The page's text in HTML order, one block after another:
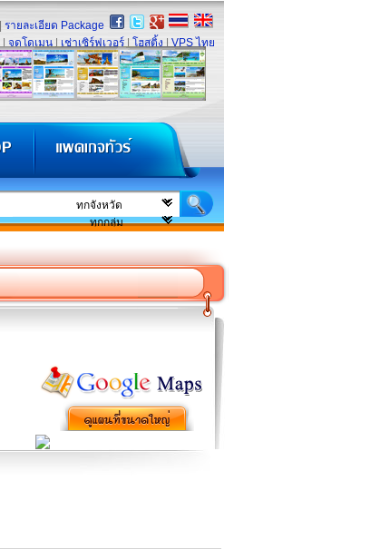
รายละเอียด Package
จดโดเมน เช่าเซิร์ฟเวอร์ โฮสติ้ง VPS ไทย